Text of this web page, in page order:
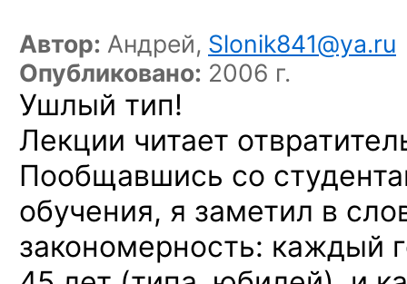
Автор: Андрей, Slonik841@ya.ru
Опубликовано: 2006 г.
Ушлый тип!
Лекции читает
Пообщавшись со
обучения, я заметил в
закономерность: каждый